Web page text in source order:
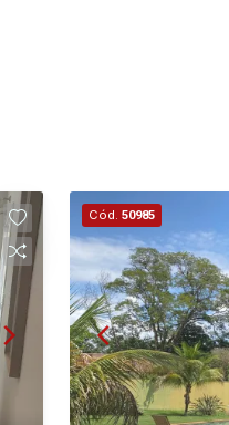
Cód. 50985